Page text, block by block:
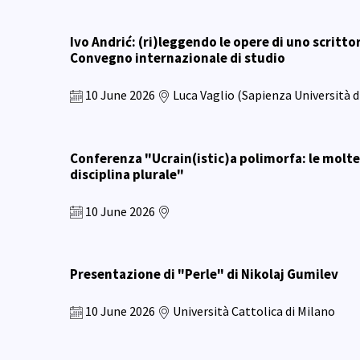
Ivo Andrić: (ri)leggendo le opere di uno
Convegno internazionale di studio
10 June 2026 Luca Vaglio (Sapienza Università
Conferenza "Ucrain(istic)a polimorfa: le
disciplina plurale"
10 June 2026
Presentazione di "Perle" di Nikolaj Gumilev
10 June 2026 Università Cattolica di Milano